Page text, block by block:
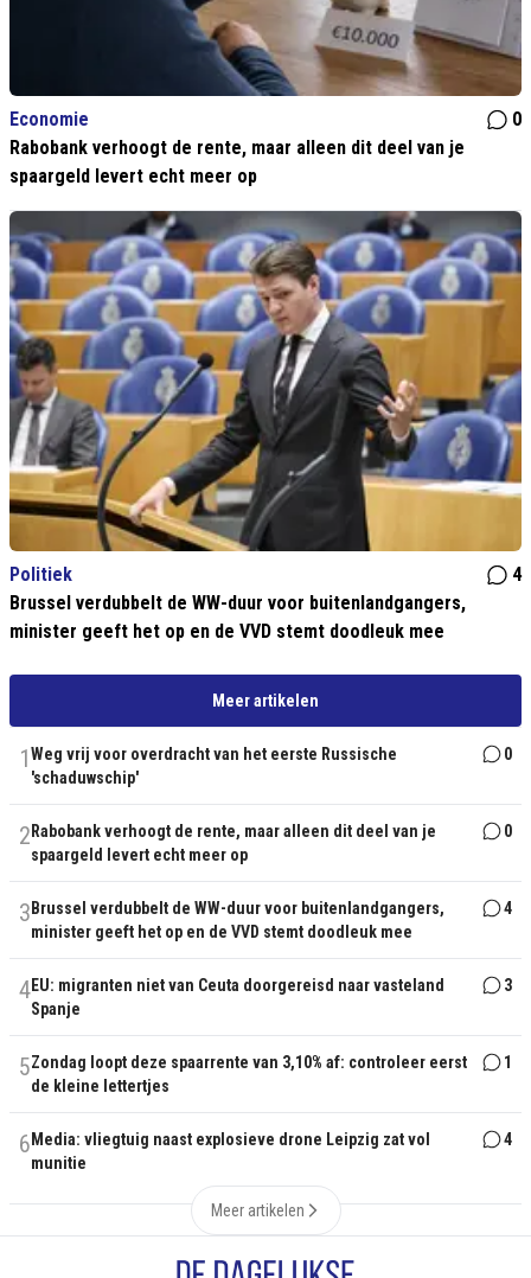
Economie
0
Rabobank verhoogt de rente, maar alleen dit deel van je
spaargeld levert echt meer op
Politiek
4
Brussel verdubbelt de WW-duur voor buitenlandgangers,
minister geeft het op en de VVD stemt doodleuk mee
Meer artikelen
1Weg vrij voor overdracht van het eerste Russische
'schaduwschip'
0
2 Rabobank verhoogt de rente, maar alleen dit deel van je
spaargeld levert echt meer op
0
3 Brussel verdubbelt de WW-duur voor buitenlandgangers,
minister geeft het op en de VVD stemt doodleuk mee
4
4EU: migranten niet van Ceuta doorgereisd naar vasteland
Spanje
3
5Zondag loopt deze spaarrente van 3,10% af: controleer eerst
de kleine lettertjes
1
6 Media: vliegtuig naast explosieve drone Leipzig zat vol
munitie
4
Meer artikelen